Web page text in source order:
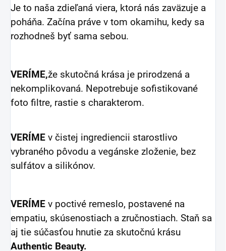
Je to naša zdieľaná viera, ktorá nás zaväzuje a
poháňa. Začína práve v tom okamihu, kedy sa
rozhodneš byť sama sebou.
VERÍME,že skutočná krása je prirodzená a
nekomplikovaná. Nepotrebuje sofistikované
foto filtre, rastie s charakterom.
VERÍME v čistej ingrediencii starostlivo
vybraného pôvodu a vegánske zloženie, bez
sulfátov a silikónov.
VERÍME v poctivé remeslo, postavené na
empatiu, skúsenostiach a zručnostiach. Staň sa
aj tie súčasťou hnutie za skutočnú krásu
Authentic Beauty.